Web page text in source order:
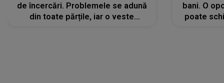
de încercări. Problemele se adună
din toate părțile, iar o veste
bani. O
poate